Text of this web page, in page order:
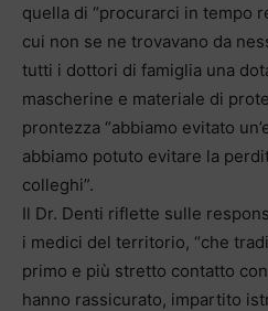
quella di “procurarci in tempo
cui non se ne trovavano da
tutti i dottori di famiglia una
mascherine e materiale di
prontezza “abbiamo evitato
abbiamo potuto evitare la
colleghi”.
Il Dr. Denti riflette sulle
i medici del territorio, “che
primo e più stretto contatto
hanno rassicurato, impartito